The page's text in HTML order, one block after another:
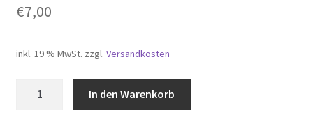
Warenkorb
Widerrufsbelehrung
€7,00
inkl. 19 % MwSt. zzgl. Versandkosten
In den Warenkorb